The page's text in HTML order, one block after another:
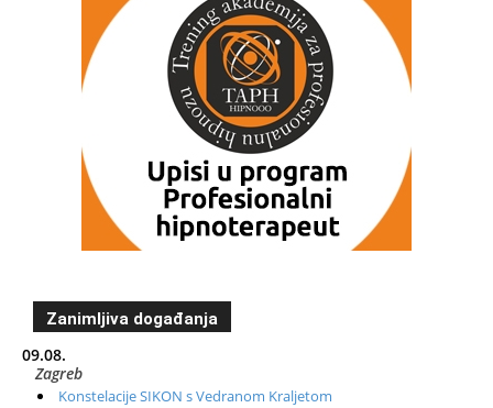
Zanimljiva događanja
09.08.
Zagreb
Konstelacije SIKON s Vedranom Kraljetom